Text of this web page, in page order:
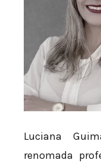
Luciana
renomada